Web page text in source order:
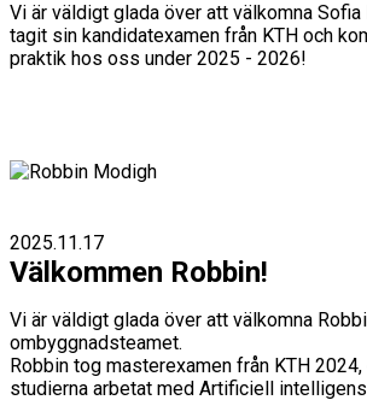
Vi är väldigt glada över att välkomna Sofia
tagit sin kandidatexamen från KTH och
praktik hos oss under 2025 - 2026!
2025.11.17
Välkommen Robbin!
Vi är väldigt glada över att välkomna
ombyggnadsteamet.
Robbin tog masterexamen från KTH
studierna arbetat med Artificiell